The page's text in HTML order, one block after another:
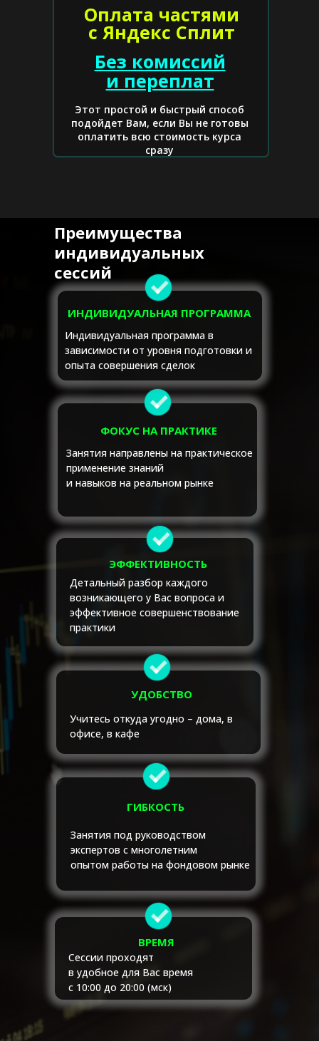
Оплата частями
с Яндекс Сплит
Без комиссий
и переплат
Этот простой и быстрый способ
подойдет Вам, если Вы не готовы
оплатить всю стоимость курса
сразу
Преимущества
индивидуальных
сессий
Занятия направлены на практическое
применение знаний
и навыков на реальном рынке
Индивидуальная программа в
зависимости от уровня подготовки и
опыта совершения сделок
ИНДИВИДУАЛЬНАЯ ПРОГРАММА
ФОКУС НА ПРАКТИКЕ
Детальный разбор каждого
возникающего у Вас вопроса и
эффективное совершенствование
практики
ЭФФЕКТИВНОСТЬ
Учитесь откуда угодно – дома, в
офисе, в кафе
УДОБСТВО
Занятия под руководством
экспертов с многолетним
опытом работы на фондовом рынке
ГИБКОСТЬ
Сессии проходят
в удобное для Вас время
с 10:00 до 20:00 (мск)
ВРЕМЯ